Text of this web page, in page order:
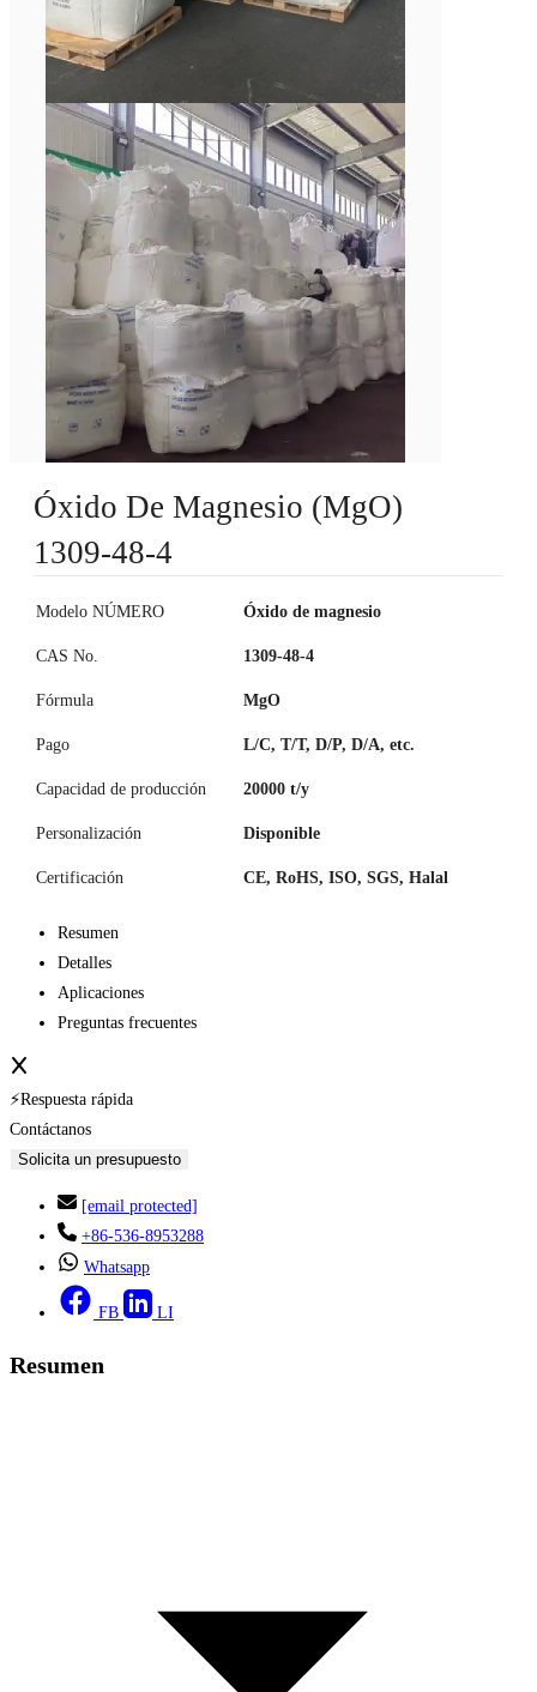
Óxido De Magnesio (MgO)
1309-48-4
Modelo NÚMERO Óxido de magnesio
CAS No. 1309-48-4
Fórmula MgO
Pago L/C, T/T, D/P, D/A, etc.
Capacidad de producción 20000 t/y
Personalización Disponible
Certificación CE, RoHS, ISO, SGS, Halal
Resumen
Detalles
Aplicaciones
Preguntas frecuentes
⚡Respuesta rápida
Contáctanos
Solicita un presupuesto
[email protected]
+86-536-8953288
Whatsapp
FB LI
Resumen